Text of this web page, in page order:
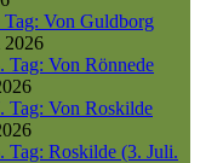
Von Guldborg
2026
Tag: Von Rönnede
Tag: Von Roskilde
Tag: Roskilde (3. Juli.